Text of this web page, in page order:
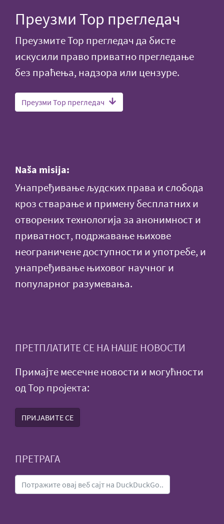
Преузми Тор прегледач
Преузмите Тор прегледач да бисте
искусили право приватно прегледање
без праћења, надзора или цензуре.
Преузми Тор прегледач
Naša misija:
Унапређивање људских права и слобода
кроз стварање и примену бесплатних и
отворених технологија за анонимност и
приватност, подржавање њихове
неограничене доступности и употребе, и
унапређивање њиховог научног и
популарног разумевања.
ПРЕТПЛАТИТЕ СЕ НА НАШЕ НОВОСТИ
Примајте месечне новости и могућности
од Тор пројекта:
ПРИЈАВИТЕ СЕ
ПРЕТРАГА